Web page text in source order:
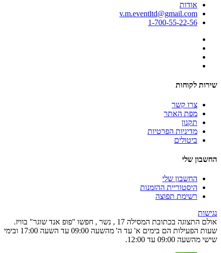
אודות
v.m.eventltd@gmail.com
1-700-55-22-56
שירות לקוחות
צרו קשר
מפת האתר
תקנון
מדיניות הפרטיות
ביטולים
החשבון שלי
החשבון שלי
היסטוריית ההזמנות
רשימת תפוצה
נגישות
אולם התצוגה בכתובת המסילה 17 , נשר , חפשו "פופ אנד שוגר" בוויז.
שעות הפעילות הם בימים א' עד ה' מהשעה 09:00 עד השעה 17:00 ובימי
שישי מהשעה 09:00 עד 12:00.